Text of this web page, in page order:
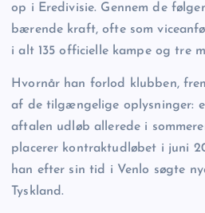
op i Eredivisie. Gennem de
bærende kraft, ofte som
i alt 135 officielle kampe og tre
Hvornår han forlod klubben,
af de tilgængelige oplysninger:
aftalen udløb allerede i
placerer kontraktudløbet i juni
han efter sin tid i Venlo søgte
Tyskland.